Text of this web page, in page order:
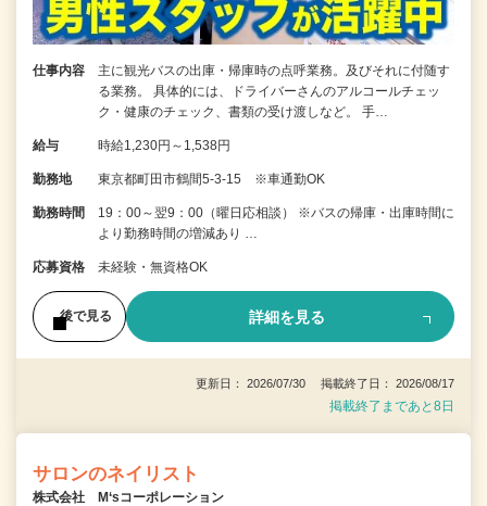
仕事内容
主に観光バスの出庫・帰庫時の点呼業務。及びそれに付随す
る業務。 具体的には、ドライバーさんのアルコールチェッ
ク・健康のチェック、書類の受け渡しなど。 手…
給与 時給1,230円～1,538円
勤務地 東京都町田市鶴間5-3-15 ※車通勤OK
勤務時間
19：00～翌9：00（曜日応相談） ※バスの帰庫・出庫時間に
より勤務時間の増減あり …
応募資格 未経験・無資格OK
後で見る 詳細を見る
更新日： 2026/07/30 掲載終了日： 2026/08/17
掲載終了まであと8日
サロンのネイリスト
株式会社 M‘sコーポレーション